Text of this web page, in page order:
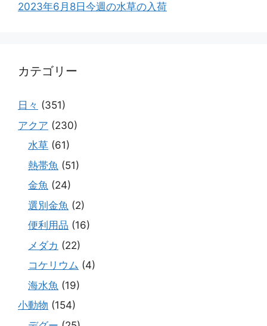
2023年6月8日今週の水草の入荷
カテゴリー
日々 (351)
アクア (230)
水草 (61)
熱帯魚 (51)
金魚 (24)
選別金魚 (2)
便利用品 (16)
メダカ (22)
コケリウム (4)
海水魚 (19)
小動物 (154)